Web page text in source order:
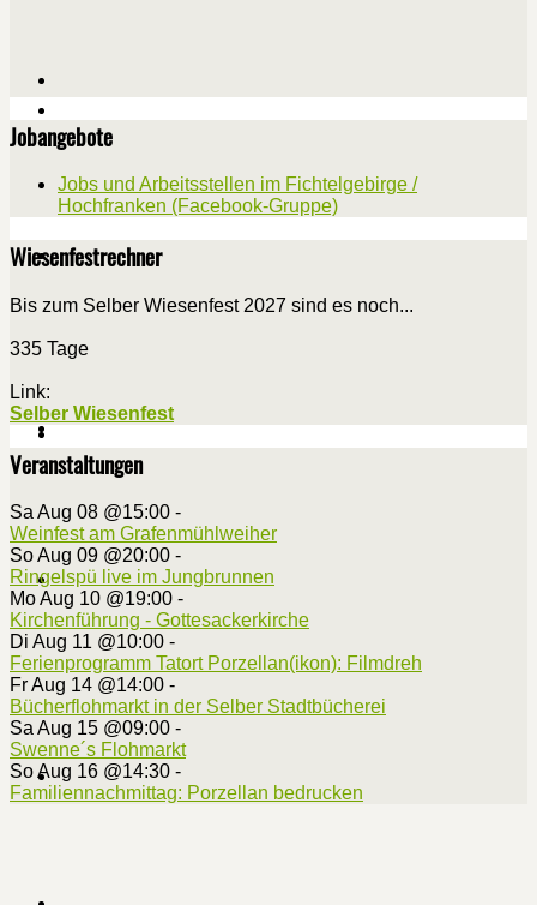
Jobangebote
Jobs und Arbeitsstellen im Fichtelgebirge /
Hochfranken (Facebook-Gruppe)
Wiesenfestrechner
Bis zum Selber Wiesenfest 2027 sind es noch...
335 Tage
Link:
Selber Wiesenfest
Veranstaltungen
Sa Aug 08 @15:00 -
Weinfest am Grafenmühlweiher
So Aug 09 @20:00 -
Ringelspü live im Jungbrunnen
Mo Aug 10 @19:00 -
Kirchenführung - Gottesackerkirche
Di Aug 11 @10:00 -
Ferienprogramm Tatort Porzellan(ikon): Filmdreh
Fr Aug 14 @14:00 -
Bücherflohmarkt in der Selber Stadtbücherei
Sa Aug 15 @09:00 -
Swenne´s Flohmarkt
So Aug 16 @14:30 -
Familiennachmittag: Porzellan bedrucken